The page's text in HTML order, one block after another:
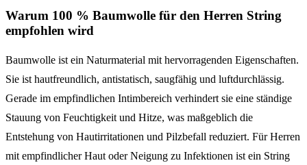
Warum 100 % Baumwolle für den Herren String
empfohlen wird
Baumwolle ist ein Naturmaterial mit hervorragenden Eigenschaften.
Sie ist hautfreundlich, antistatisch, saugfähig und luftdurchlässig.
Gerade im empfindlichen Intimbereich verhindert sie eine ständige
Stauung von Feuchtigkeit und Hitze, was maßgeblich die
Entstehung von Hautirritationen und Pilzbefall reduziert. Für Herren
mit empfindlicher Haut oder Neigung zu Infektionen ist ein String